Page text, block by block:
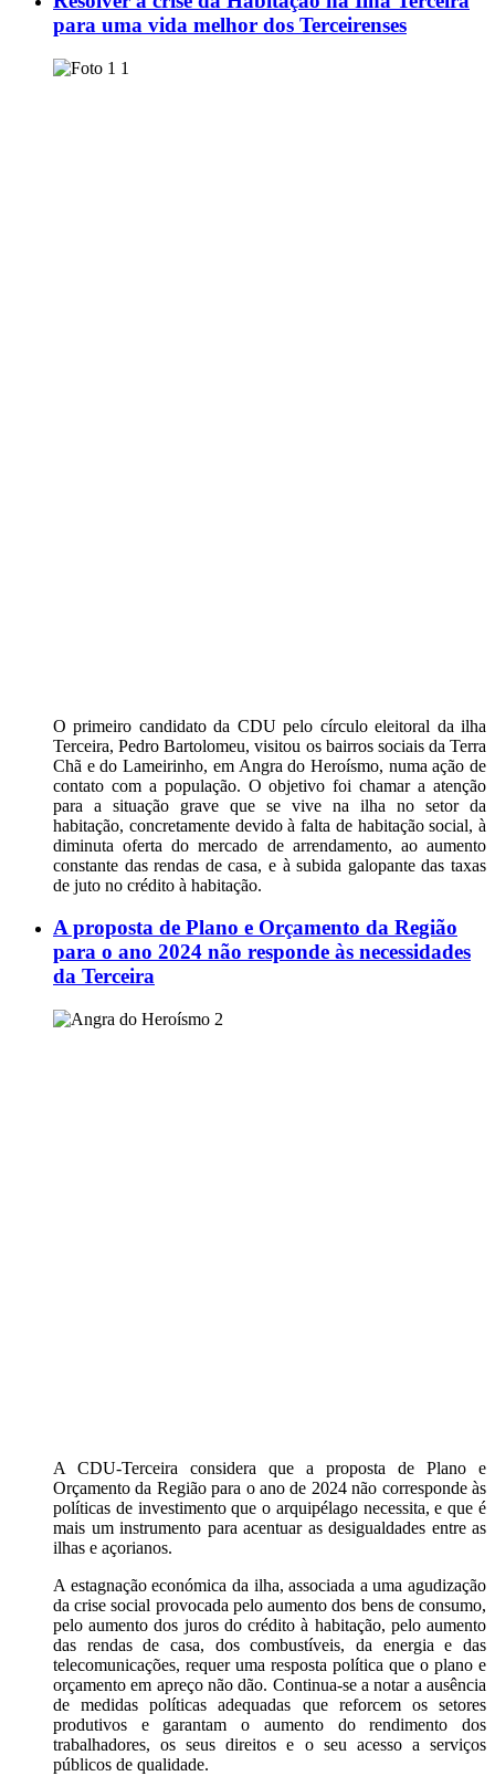
para uma vida melhor dos Terceirenses
O primeiro candidato da CDU pelo círculo eleitoral da ilha
Terceira, Pedro Bartolomeu, visitou os bairros sociais da Terra
Chã e do Lameirinho, em Angra do Heroísmo, numa ação de
contato com a população. O objetivo foi chamar a atenção
para a situação grave que se vive na ilha no setor da
habitação, concretamente devido à falta de habitação social, à
diminuta oferta do mercado de arrendamento, ao aumento
constante das rendas de casa, e à subida galopante das taxas
de juto no crédito à habitação.
A proposta de Plano e Orçamento da Região
para o ano 2024 não responde às necessidades
da Terceira
A CDU-Terceira considera que a proposta de Plano e
Orçamento da Região para o ano de 2024 não corresponde às
políticas de investimento que o arquipélago necessita, e que é
mais um instrumento para acentuar as desigualdades entre as
ilhas e açorianos.
A estagnação económica da ilha, associada a uma agudização
da crise social provocada pelo aumento dos bens de consumo,
pelo aumento dos juros do crédito à habitação, pelo aumento
das rendas de casa, dos combustíveis, da energia e das
telecomunicações, requer uma resposta política que o plano e
orçamento em apreço não dão. Continua-se a notar a ausência
de medidas políticas adequadas que reforcem os setores
produtivos e garantam o aumento do rendimento dos
trabalhadores, os seus direitos e o seu acesso a serviços
públicos de qualidade.